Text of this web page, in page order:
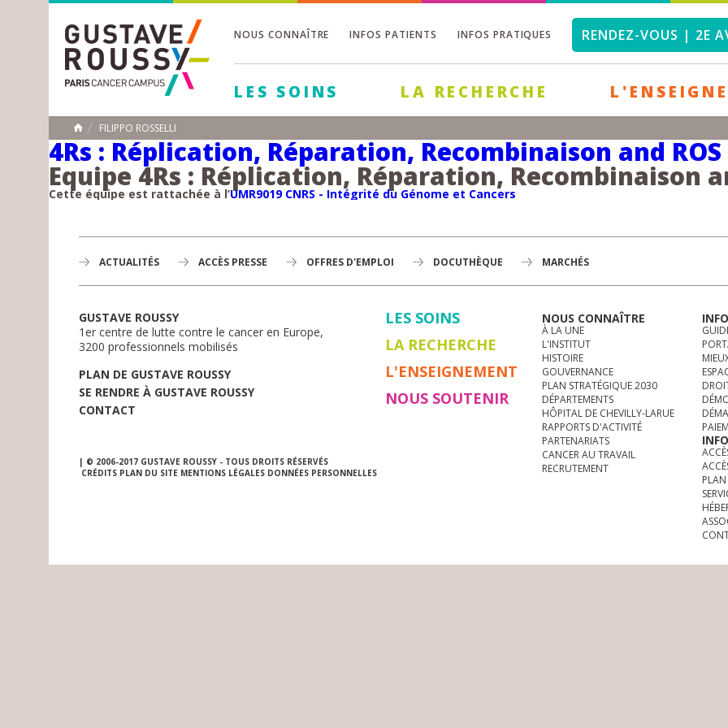
NOUS CONNAÎTRE INFOS PATIENTS INFOS PRATIQUES RENDEZ-VOUS | 2E
LES SOINS LA RECHERCHE
ACCUEIL
FILIPPO ROSSELLI
4Rs : Réplication, Réparation, Recombinaison and ROS
Equipe 4Rs : Réplication, Réparation, Recombinaison
Cette équipe est rattachée à l’UMR9019 CNRS - Intégrité du Génome et Cancers
ACTUALITÉS ACCÈS PRESSE OFFRES D'EMPLOI DOCUTHÈQUE MARCHÉS
GUSTAVE ROUSSY
1er centre de lutte contre le cancer en Europe,
3200 professionnels mobilisés
PLAN DE GUSTAVE ROUSSY
SE RENDRE À GUSTAVE ROUSSY
CONTACT
| © 2006-2017 GUSTAVE ROUSSY - TOUS DROITS RÉSERVÉS
CRÉDITS PLAN DU SITE MENTIONS LÉGALES DONNÉES PERSONNELLES
LES SOINS
LA RECHERCHE
L'ENSEIGNEMENT
NOUS SOUTENIR
NOUS CONNAÎTRE
À LA UNE
L'INSTITUT
HISTOIRE
GOUVERNANCE
PLAN STRATÉGIQUE 2030
DÉPARTEMENTS
HÔPITAL DE CHEVILLY-LARUE
RAPPORTS D'ACTIVITÉ
PARTENARIATS
CANCER AU TRAVAIL
RECRUTEMENT